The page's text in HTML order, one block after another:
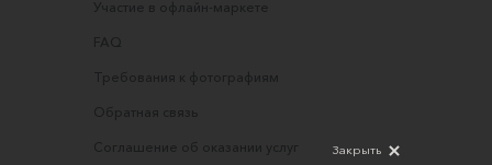
Участие в офлайн-маркете
FAQ
Требования к фотографиям
Обратная связь
Соглашение об оказании услуг Закрыть